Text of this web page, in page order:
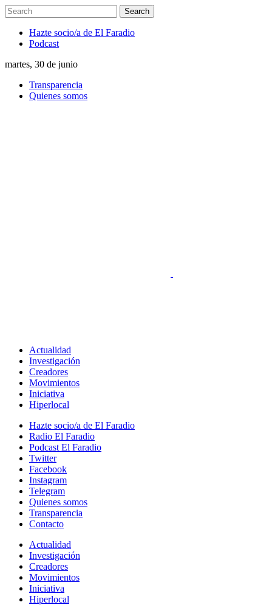
Hazte socio/a de El Faradio
Podcast
martes, 30 de junio
Transparencia
Quienes somos
Actualidad
Investigación
Creadores
Movimientos
Iniciativa
Hiperlocal
Hazte socio/a de El Faradio
Radio El Faradio
Podcast El Faradio
Twitter
Facebook
Instagram
Telegram
Quienes somos
Transparencia
Contacto
Actualidad
Investigación
Creadores
Movimientos
Iniciativa
Hiperlocal